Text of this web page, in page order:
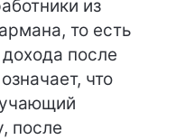
из
то есть
после
что
после